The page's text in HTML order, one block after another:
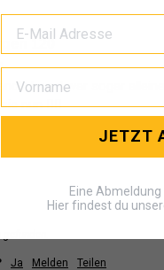
120
und war sogar
nun 👍🏿
Ja Melden Teilen
JETZT
Eine
Hier findest du